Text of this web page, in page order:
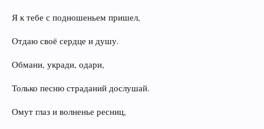
Я к тебе с подношеньем пришел,
Отдаю своё сердце и душу.
Обмани, укради, одари,
Только песню страданий дослушай.
Омут глаз и волненье ресниц,